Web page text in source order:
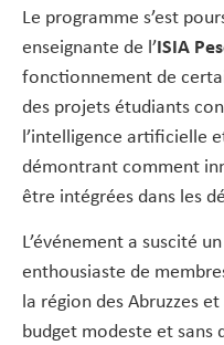
Le programme s’est
enseignante de l’ISIA
fonctionnement de
des projets étudiants
l’intelligence artificielle
démontrant comment
être intégrées dans les
L’événement a suscité
enthousiaste de
la région des Abruzzes
budget modeste et